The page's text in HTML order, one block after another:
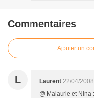
Commentaires
Ajouter un
L Laurent 22/04/
@ Malaurie et Nina